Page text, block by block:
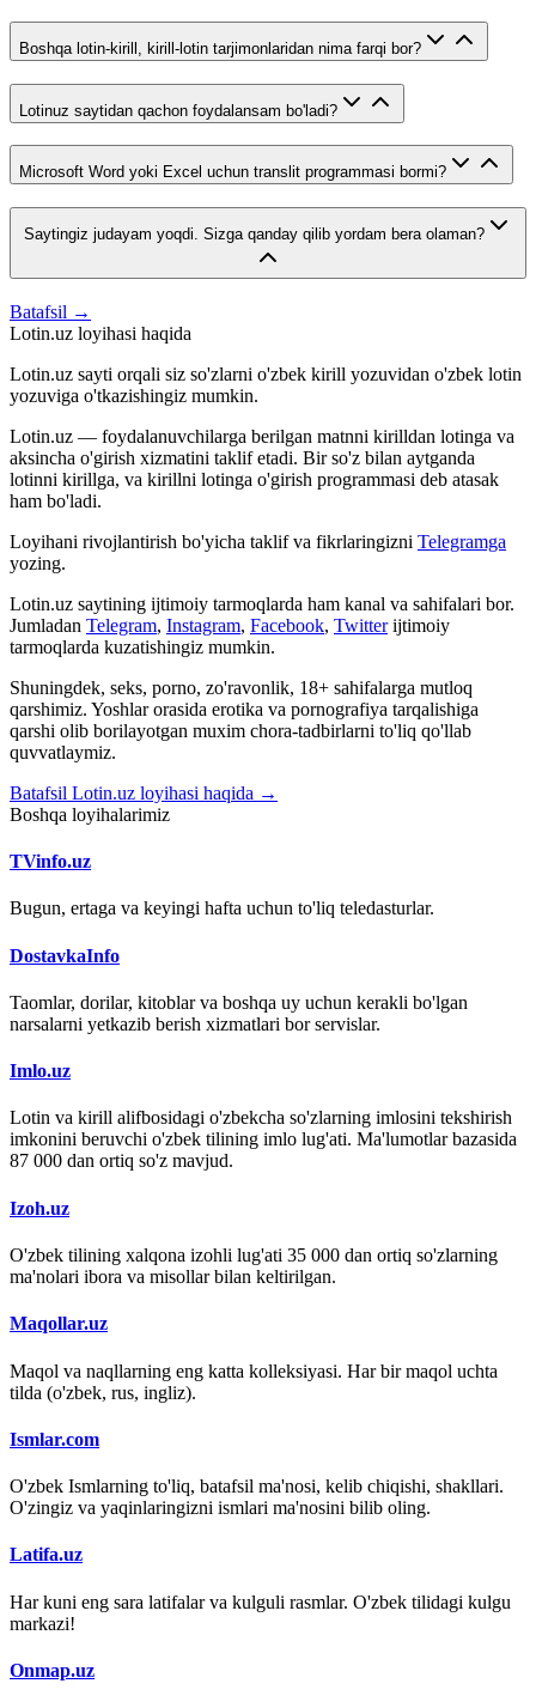
Boshqa lotin-kirill, kirill-lotin tarjimonlaridan nima farqi bor?
Lotinuz saytidan qachon foydalansam bo'ladi?
Microsoft Word yoki Excel uchun translit programmasi bormi?
Saytingiz judayam yoqdi. Sizga qanday qilib yordam bera olaman?
Batafsil →
Lotin.uz loyihasi haqida
Lotin.uz sayti orqali siz so'zlarni o'zbek kirill yozuvidan o'zbek lotin
yozuviga o'tkazishingiz mumkin.
Lotin.uz — foydalanuvchilarga berilgan matnni kirilldan lotinga va
aksincha o'girish xizmatini taklif etadi. Bir so'z bilan aytganda
lotinni kirillga, va kirillni lotinga o'girish programmasi deb atasak
ham bo'ladi.
Loyihani rivojlantirish bo'yicha taklif va fikrlaringizni Telegramga
yozing.
Lotin.uz saytining ijtimoiy tarmoqlarda ham kanal va sahifalari bor.
Jumladan Telegram, Instagram, Facebook, Twitter ijtimoiy
tarmoqlarda kuzatishingiz mumkin.
Shuningdek, seks, porno, zo'ravonlik, 18+ sahifalarga mutloq
qarshimiz. Yoshlar orasida erotika va pornografiya tarqalishiga
qarshi olib borilayotgan muxim chora-tadbirlarni to'liq qo'llab
quvvatlaymiz.
Batafsil Lotin.uz loyihasi haqida →
Boshqa loyihalarimiz
TVinfo.uz
Bugun, ertaga va keyingi hafta uchun to'liq teledasturlar.
DostavkaInfo
Taomlar, dorilar, kitoblar va boshqa uy uchun kerakli bo'lgan
narsalarni yetkazib berish xizmatlari bor servislar.
Imlo.uz
Lotin va kirill alifbosidagi o'zbekcha so'zlarning imlosini tekshirish
imkonini beruvchi o'zbek tilining imlo lug'ati. Ma'lumotlar bazasida
87 000 dan ortiq so'z mavjud.
Izoh.uz
O'zbek tilining xalqona izohli lug'ati 35 000 dan ortiq so'zlarning
ma'nolari ibora va misollar bilan keltirilgan.
Maqollar.uz
Maqol va naqllarning eng katta kolleksiyasi. Har bir maqol uchta
tilda (o'zbek, rus, ingliz).
Ismlar.com
O'zbek Ismlarning to'liq, batafsil ma'nosi, kelib chiqishi, shakllari.
O'zingiz va yaqinlaringizni ismlari ma'nosini bilib oling.
Latifa.uz
Har kuni eng sara latifalar va kulguli rasmlar. O'zbek tilidagi kulgu
markazi!
Onmap.uz